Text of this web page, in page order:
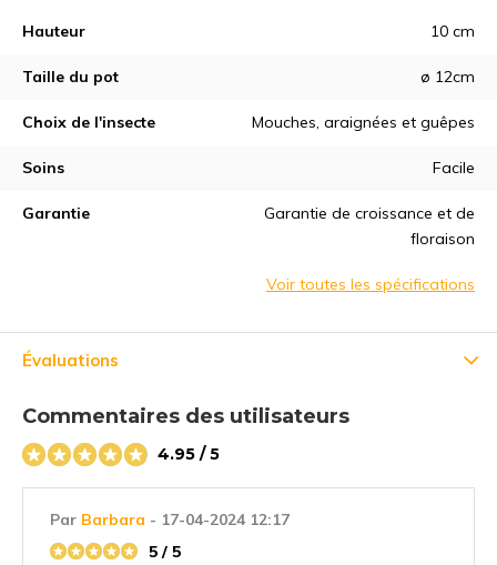
Hauteur 10 cm
Taille du pot ø 12cm
Choix de l'insecte Mouches, araignées et guêpes
Soins Facile
Garantie
Garantie de croissance et de
floraison
Voir toutes les spécifications
Évaluations
Commentaires des utilisateurs
4.95 / 5
Par Barbara - 17-04-2024 12:17
5 / 5